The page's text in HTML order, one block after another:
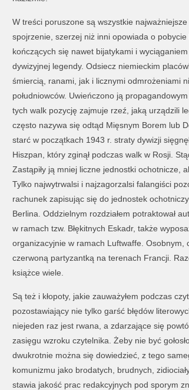
W treści poruszone są wszystkie
spojrzenie, szerzej niż inni opowiada o
kończących się nawet bijatykami i
dywizyjnej legendy. Odsiecz niemieckim
śmiercią, ranami, jak i licznymi odmrożeniami
południowców. Uwieńczono ją
tych walk pozycję zajmuje rzeź, jaką urządzili
często nazywa się odtąd Mięsnym Borem lub
starć w początkach 1943 r. straty dywizji
Hiszpan, który zginął podczas walk w Rosji.
Zastąpiły ją mniej liczne jednostki ochotnicze,
Tylko najwytrwalsi i najzagorzalsi falangiści
rachunek zapisując się do jednostek
Berlina. Oddzielnym rozdziałem potraktował
w ramach tzw. Błękitnych Eskadr, także
organizacyjnie w ramach Luftwaffe. Osobnym,
czerwoną partyzantką na terenach Francji.
książce wiele.
Są też i kłopoty, jakie zauważyłem podczas
pozostawiający nie tylko garść błędów
niejeden raz jest rwana, a zdarzające się
zasięgu wzroku czytelnika. Żeby nie być
dwukrotnie można się dowiedzieć, z tego
komunizmu jako brodatych, brudnych,
stawia jakość prac redakcyjnych pod sporym